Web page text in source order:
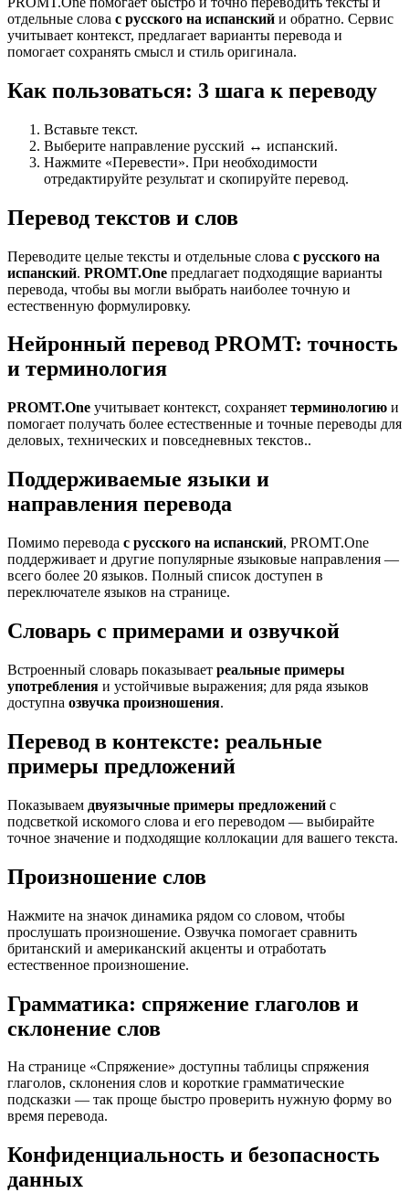
отдельные слова с русского на испанский и обратно. Сервис
учитывает контекст, предлагает варианты перевода и
помогает сохранять смысл и стиль оригинала.
Как пользоваться: 3 шага к переводу
Вставьте текст.
Выберите направление русский ↔ испанский.
Нажмите «Перевести». При необходимости
отредактируйте результат и скопируйте перевод.
Перевод текстов и слов
Переводите целые тексты и отдельные слова с русского на
испанский. PROMT.One предлагает подходящие варианты
перевода, чтобы вы могли выбрать наиболее точную и
естественную формулировку.
Нейронный перевод PROMT: точность
и терминология
PROMT.One учитывает контекст, сохраняет терминологию и
помогает получать более естественные и точные переводы для
деловых, технических и повседневных текстов..
Поддерживаемые языки и
направления перевода
Помимо перевода с русского на испанский, PROMT.One
поддерживает и другие популярные языковые направления —
всего более 20 языков. Полный список доступен в
переключателе языков на странице.
Словарь с примерами и озвучкой
Встроенный словарь показывает реальные примеры
употребления и устойчивые выражения; для ряда языков
доступна озвучка произношения.
Перевод в контексте: реальные
примеры предложений
Показываем двуязычные примеры предложений с
подсветкой искомого слова и его переводом — выбирайте
точное значение и подходящие коллокации для вашего текста.
Произношение слов
Нажмите на значок динамика рядом со словом, чтобы
прослушать произношение. Озвучка помогает сравнить
британский и американский акценты и отработать
естественное произношение.
Грамматика: спряжение глаголов и
склонение слов
На странице «Спряжение» доступны таблицы спряжения
глаголов, склонения слов и короткие грамматические
подсказки — так проще быстро проверить нужную форму во
время перевода.
Конфиденциальность и безопасность
данных